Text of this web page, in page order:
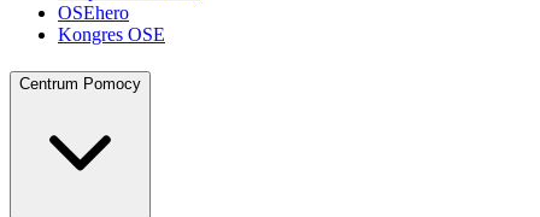
OSEhero
Kongres OSE
Centrum Pomocy